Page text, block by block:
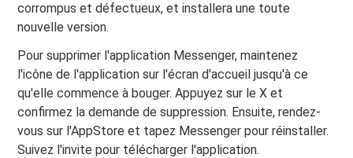
corrompus et défectueux, et installera une toute
nouvelle version.
Pour supprimer l'application Messenger, maintenez
l'icône de l'application sur l'écran d'accueil jusqu'à ce
qu'elle commence à bouger. Appuyez sur le X et
confirmez la demande de suppression. Ensuite, rendez-
vous sur l'AppStore et tapez Messenger pour réinstaller.
Suivez l'invite pour télécharger l'application.